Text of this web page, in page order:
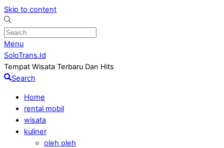
Skip to content
Menu
SoloTrans.Id
Tempat Wisata Terbaru Dan Hits
Search
Home
rental mobil
wisata
kuliner
oleh oleh